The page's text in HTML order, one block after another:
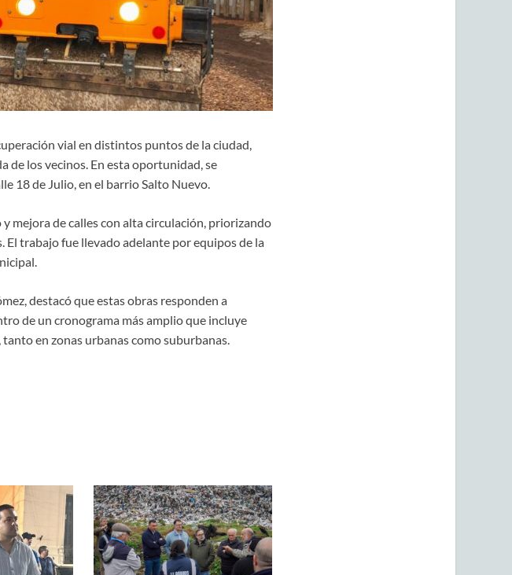
vial en distintos puntos de la ciudad,
de los vecinos. En esta oportunidad, se
18 de Julio, en el barrio Salto Nuevo.
mejora de calles con alta circulación, priorizando
trabajo fue llevado adelante por equipos de la
destacó que estas obras responden a
de un cronograma más amplio que incluye
en zonas urbanas como suburbanas.